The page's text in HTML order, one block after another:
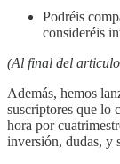
Podréis
consideréis
(Al final del
Además, hemos
suscriptores que lo
hora por
inversión, dudas, y